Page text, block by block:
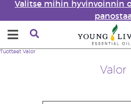
Valitse mihin hyvinvoinnin
Valor
Tuotteet Valor